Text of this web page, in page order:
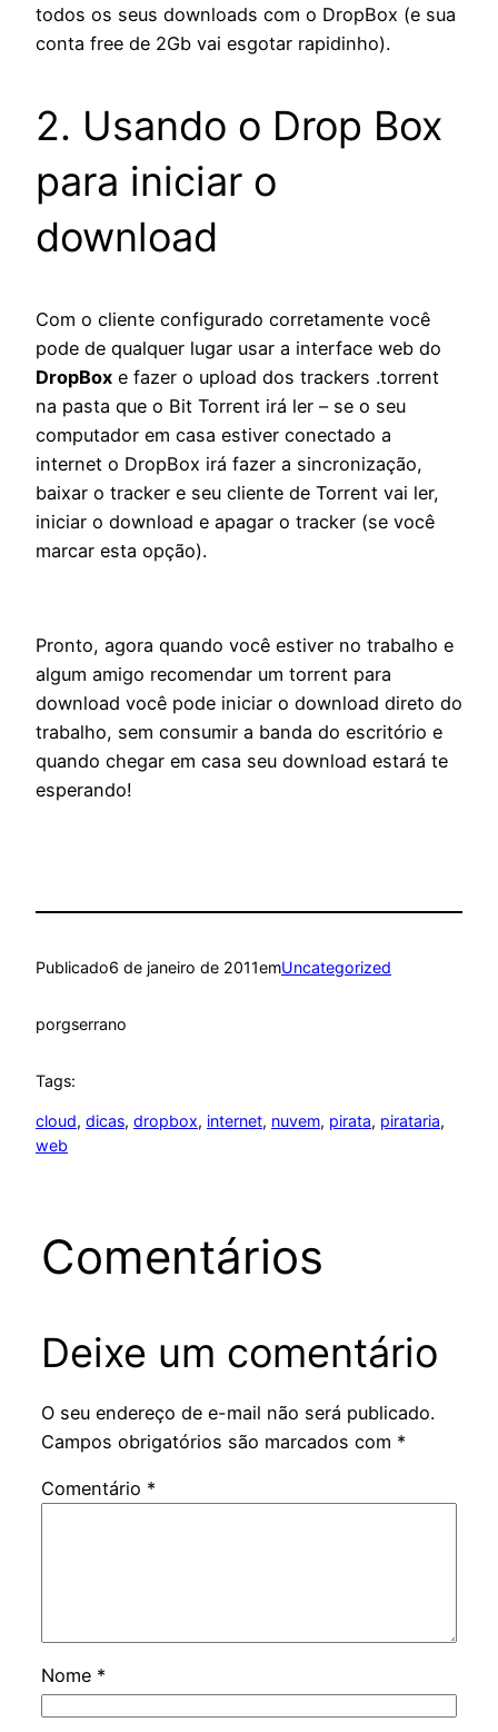
todos os seus downloads com o DropBox (e sua
conta free de 2Gb vai esgotar rapidinho).
2. Usando o Drop Box
para iniciar o
download
Com o cliente configurado corretamente você
pode de qualquer lugar usar a interface web do
DropBox e fazer o upload dos trackers .torrent
na pasta que o Bit Torrent irá ler – se o seu
computador em casa estiver conectado a
internet o DropBox irá fazer a sincronização,
baixar o tracker e seu cliente de Torrent vai ler,
iniciar o download e apagar o tracker (se você
marcar esta opção).
Pronto, agora quando você estiver no trabalho e
algum amigo recomendar um torrent para
download você pode iniciar o download direto do
trabalho, sem consumir a banda do escritório e
quando chegar em casa seu download estará te
esperando!
Publicado6 de janeiro de 2011emUncategorized
porgserrano
Tags:
cloud, dicas, dropbox, internet, nuvem, pirata, pirataria
web
Comentários
Deixe um comentário
O seu endereço de e-mail não será publicado.
Campos obrigatórios são marcados com *
Comentário *
Nome *